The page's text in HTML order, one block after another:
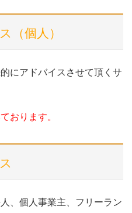
個人）
にアドバイスさせて頂くサ
おります。
、個人事業主、フリーラン